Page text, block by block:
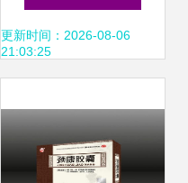
直供优势
更新时间：2026-08-06
21:03:25